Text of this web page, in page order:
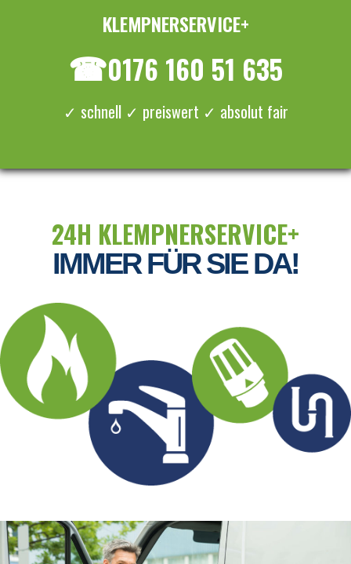
KLEMPNERSERVICE+
☎0176 160 51 635
✓ schnell ✓ preiswert ✓ absolut fair
24H KLEMPNERSERVICE+
IMMER FÜR SIE DA!